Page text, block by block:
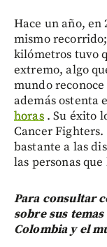
Hace un año, en
mismo
kilómetros tuvo
extremo, algo
mundo
además ostenta
horas. Su éxito
Cancer
bastante a las
las personas
Para consultar
sobre sus
Colombia y el